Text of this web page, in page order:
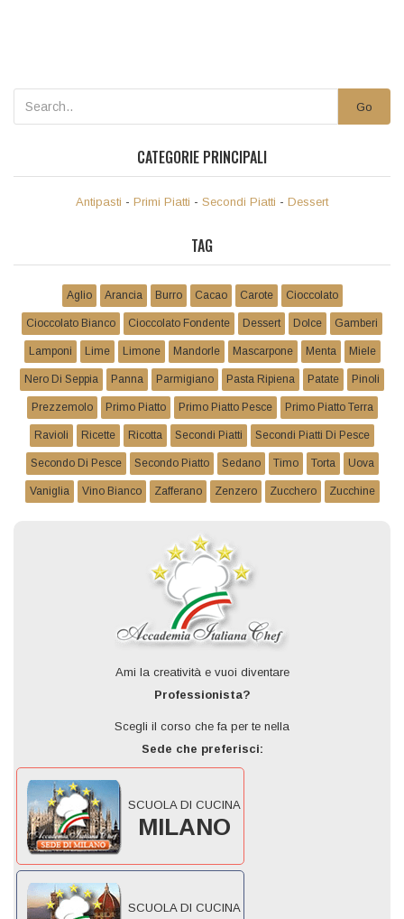
Go
CATEGORIE PRINCIPALI
Antipasti - Primi Piatti - Secondi Piatti - Dessert
TAG
Aglio Arancia Burro Cacao Carote Cioccolato
Cioccolato Bianco Cioccolato Fondente Dessert Dolce Gamberi
Lamponi Lime Limone Mandorle Mascarpone Menta Miele
Nero Di Seppia Panna Parmigiano Pasta Ripiena Patate Pinoli
Prezzemolo Primo Piatto Primo Piatto Pesce Primo Piatto Terra
Ravioli Ricette Ricotta Secondi Piatti Secondi Piatti Di Pesce
Secondo Di Pesce Secondo Piatto Sedano Timo Torta Uova
Vaniglia Vino Bianco Zafferano Zenzero Zucchero Zucchine
Ami la creatività e vuoi diventare
Professionista?
Scegli il corso che fa per te nella
Sede che preferisci:
SCUOLA DI CUCINA
MILANO
SCUOLA DI CUCINA